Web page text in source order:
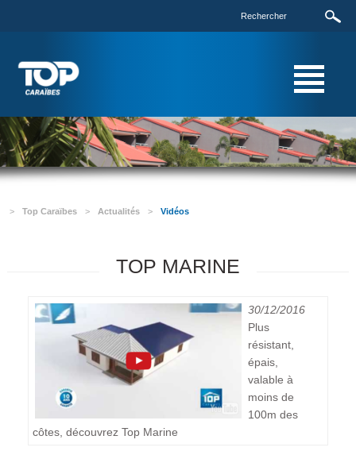
> Top Caraïbes > Actualités > Vidéos
TOP MARINE
30/12/2016
Plus
résistant,
épais,
valable à
moins de
100m des
côtes, découvrez Top Marine